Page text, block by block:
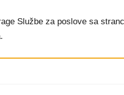
Službe za poslove sa